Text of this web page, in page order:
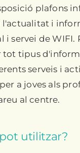
plafons
l'actualitat i
i servei de WIFI.
tot tipus
serveis i
a joves als
al centre.
utilitzar?